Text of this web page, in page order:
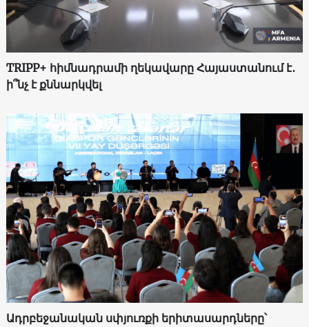
TRIPP+ հիմնադրամի ղեկավարը Հայաստանում է․
ի՞նչ է քննարկվել
Ադրբեջանական սփյուռքի երիտասարդները՝